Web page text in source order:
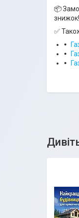
📦
знижок!
✅